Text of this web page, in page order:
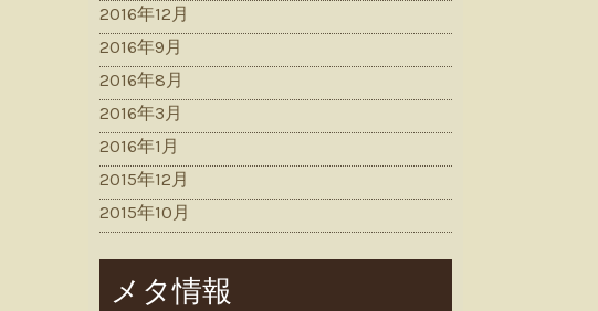
2016年12月
2016年9月
2016年8月
2016年3月
2016年1月
2015年12月
2015年10月
メタ情報